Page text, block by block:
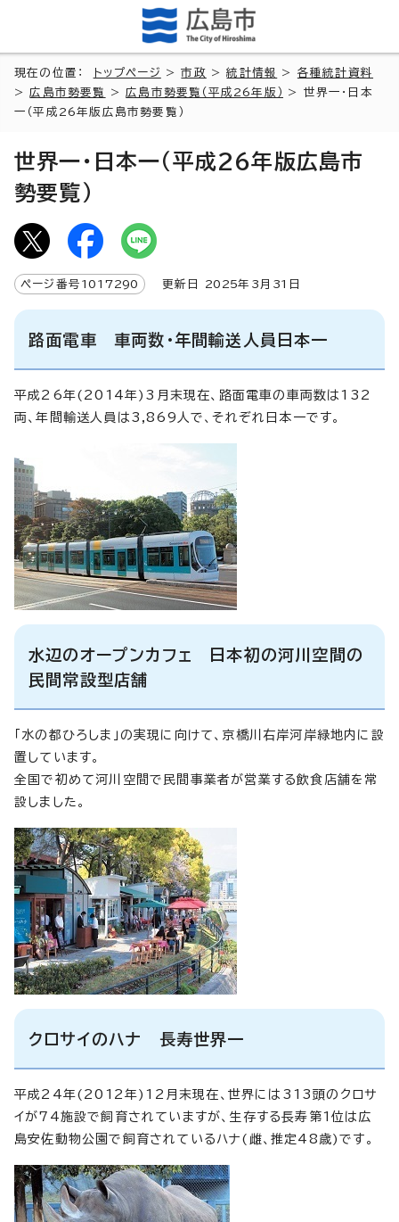
現在の位置： トップページ >市政 >統計情報 > 各種統計資料
>広島市勢要覧 >広島市勢要覧（平成26年版）
> 世界一・日本
一（平成26年版広島市勢要覧）
世界一・日本一（平成26年版広島市
勢要覧）
ページ番号 1017290 更新日 2025年3月 31 日
路面電車 車両数・年間輸送人員日本一
平成26年(2014年)3月末現在、路面電車の車両数は132
両、年間輸送人員は3,869人で、それぞれ日本一です。
水辺のオープンカフェ 日本初の河川空間の
民間常設型店舗
「水の都ひろしま」の実現に向けて、京橋川右岸河岸緑地内に設
置しています。
全国で初めて河川空間で民間事業者が営業する飲食店舗を常
設しました。
クロサイのハナ 長寿世界一
平成24年(2012年)12月末現在、世界には313頭のクロサ
イが74施設で飼育されていますが、生存する長寿第1位は広
島安佐動物公園で飼育されているハナ(雌、推定48歳)です。